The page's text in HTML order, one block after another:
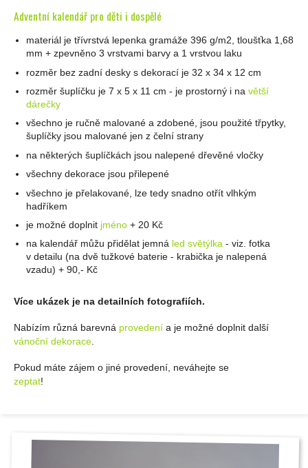
Adventní kalendář pro děti i dospělé
materiál je třívrstvá lepenka gramáže 396 g/m2, tloušťka 1,68
mm + zpevněno 3 vrstvami barvy a 1 vrstvou laku
rozměr bez zadní desky s dekorací je 32 x 34 x 12 cm
rozměr šuplíčku je 7 x 5 x 11 cm - je prostorný i navětší
dárečky
všechno je ručně malované a zdobené, jsou použité třpytky,
šuplíčky jsou malované jen z čelní strany
na některých šuplíčkách jsou nalepené dřevěné vločky
všechny dekorace jsou přilepené
všechno je přelakované, lze tedy snadno otřít vlhkým
hadříkem
je možné doplnit jméno + 20 Kč
na kalendář můžu přidělat jemná led světýlka - viz. fotka
v detailu (na dvě tužkové baterie - krabička je nalepená
vzadu) + 90,- Kč
Více ukázek je na detailních fotografiích.
Nabízím různá barevná provedení a je možné doplnit další
vánoční dekorace
Pokud máte zájem o jiné provedení, neváhejte se
zeptat!